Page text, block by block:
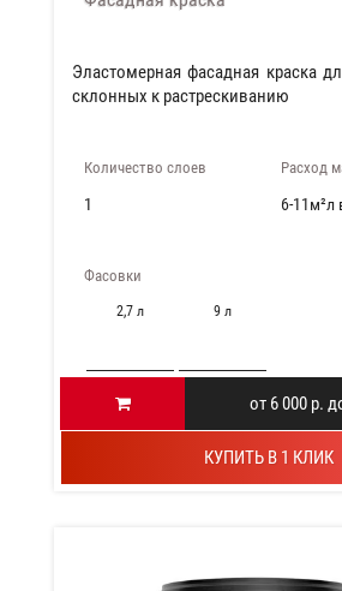
Эластомерная фасадная краска
склонных к растрескиванию
Количество слоев
1
Расход
6-11м²л
Фасовки
2,7 л 9 л
от 6 000 р.
КУПИТЬ В 1 КЛИК